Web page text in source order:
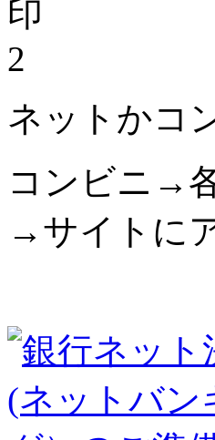
2
ネットかコ
コンビニ→
→サイトに